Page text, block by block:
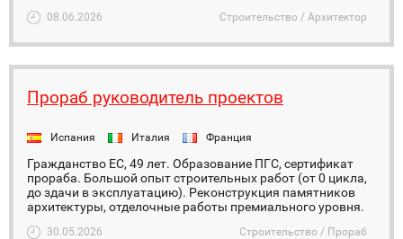
08.06.2026 Строительство / Архитектор
Прораб руководитель проектов
Испания Италия Франция
Гражданство ЕС, 49 лет. Образование ПГС, сертификат
прораба. Большой опыт строительных работ (от 0 цикла,
до здачи в эксплуатацию). Реконструкция памятников
архитектуры, отделочные работы премиального уровня.
30.05.2026 Строительство / Прораб